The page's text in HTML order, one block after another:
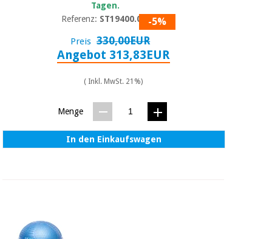
Tagen.
Referenz: ST19400.00 -5%
Preis 330,00EUR
Angebot 313,83EUR
( Inkl. MwSt. 21%)
Menge
In den Einkaufswagen